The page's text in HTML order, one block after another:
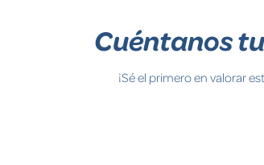
Cuéntanos
¡Sé el primero en valorar